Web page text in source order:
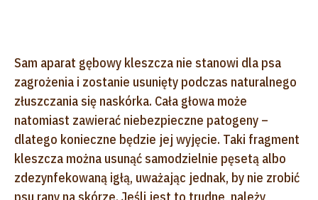
Sam aparat gębowy kleszcza nie stanowi dla psa
zagrożenia i zostanie usunięty podczas naturalnego
złuszczania się naskórka. Cała głowa może
natomiast zawierać niebezpieczne patogeny –
dlatego konieczne będzie jej wyjęcie. Taki fragment
kleszcza można usunąć samodzielnie pęsetą albo
zdezynfekowaną igłą, uważając jednak, by nie zrobić
psu rany na skórze. Jeśli jest to trudne, należy